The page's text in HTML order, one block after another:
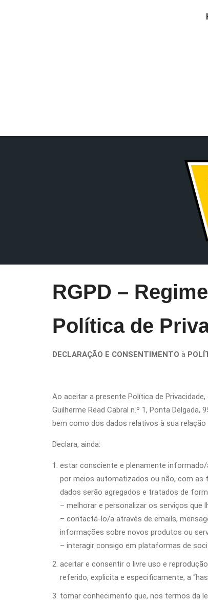
RGPD –
Política de
DECLARAÇÃO E CONSENTIMENTO à
Ao aceitar a presente Política de
Guilherme Read Cabral n.º 1, Ponta
bem como dos dados relativos à sua
Declara, ainda:
estar consciente e plenamente
por meios automatizados ou não, com as
dados serão agregados e tratados de
– melhorar e personalizar os serviços que
– contactá-lo/a através de emails,
informações sobre novos produtos ou
– interagir consigo em plataformas de
aceitar e consentir o livre uso e
referido, explicita e especificamente, a
tomar conhecimento que, nos termos da